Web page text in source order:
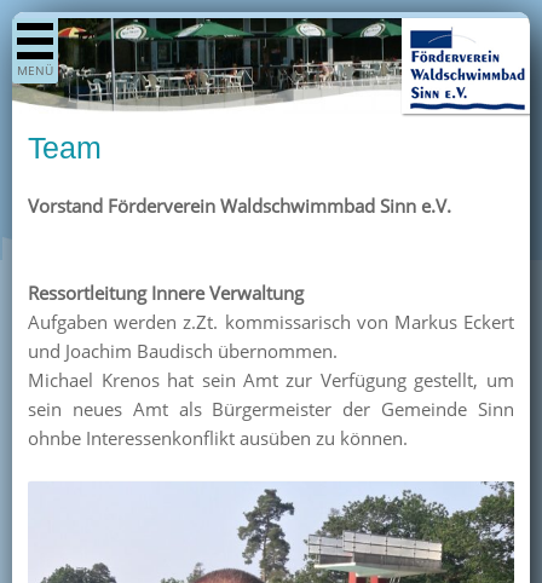
MENÜ
Shop
Aktuelles
Termine
Berichte
/ Preise
Kurse
Unterstützer
Kontakt
Team
Vorstand Förderverein Waldschwimmbad Sinn e.V.
Ressortleitung Innere Verwaltung
Aufgaben werden z.Zt. kommissarisch von Markus Eckert
und Joachim Baudisch übernommen.
Michael Krenos hat sein Amt zur Verfügung gestellt, um
sein neues Amt als Bürgermeister der Gemeinde Sinn
ohnbe Interessenkonflikt ausüben zu können.